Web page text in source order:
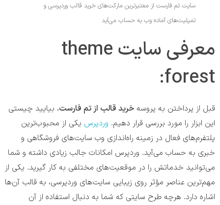
سایت تم فارست از معتبرترین مارکت‌های خرید قالب وردپرسی و
تمپلیت‌های آماده وب به حساب می‌آید
معرفی سایت theme
forest:
قبل از پرداختن به پروسه خرید قالب از تم فارست، بیایید چیستی
این ابزار را مورد بررسی قرار دهیم. وردپرس یکی از محبوب‌ترین
پلتفرم‌های فعال در زمینه راه‌اندازی وب سایت‌های فروشگاهی و
خبری به حساب می‌آید. وردپرس امکانات جالب زیادی داشته و شما
می‌توانید خدماتش را در موقعیت‌های مختلفی به کار گیرید. یکی از
مهم‌ترین عناصر مؤثر روی زیبایی سایت‌های وردپرسی، به قالب آن‌ها
اشاره دارد. هرچه طرح سایتی که شما به دنبال استفاده از آن